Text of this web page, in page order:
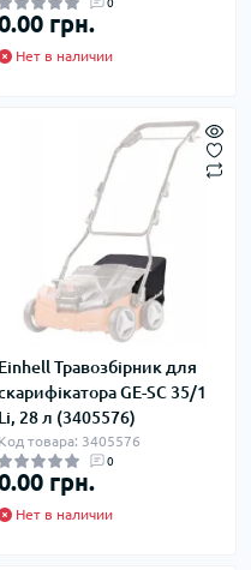
0
грн.
Нет в наличии
Einhell Травозбірник для
GE-SC 35/1
Li, 28 л (3405576)
Код товара: 3405576
0
грн.
Нет в наличии